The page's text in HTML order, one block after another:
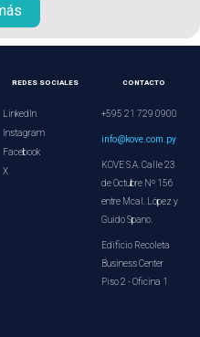
REDES SOCIALES
LinkedIn
Instagram
Facebook
X
CONTACTO
+595 21 729 0900
info@kove.com.py
KOVE S.A. Calle 23
de Octubre Nº 156
entre Mcal. López y
Guido Spano.
Edificio Recoleta
Business Center
Piso 2 - Oficina 1